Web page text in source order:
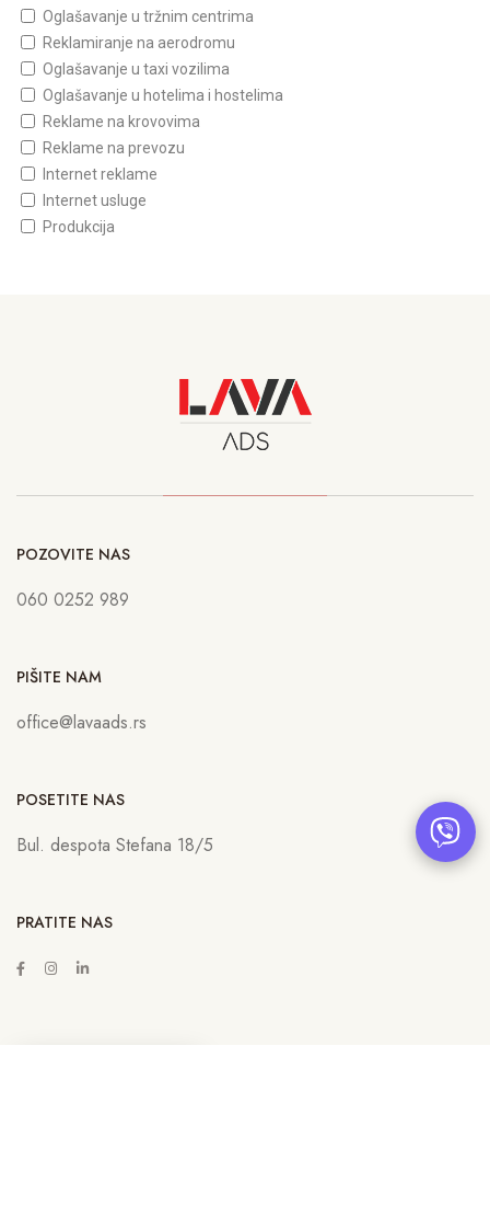
Oglašavanje u tržnim centrima
Reklamiranje na aerodromu
Oglašavanje u taxi vozilima
Oglašavanje u hotelima i hostelima
Reklame na krovovima
Reklame na prevozu
Internet reklame
Internet usluge
Produkcija
POZOVITE NAS
060 0252 989
PIŠITE NAM
office@lavaads.rs
POSETITE NAS
Bul. despota Stefana 18/5
PRATITE NAS